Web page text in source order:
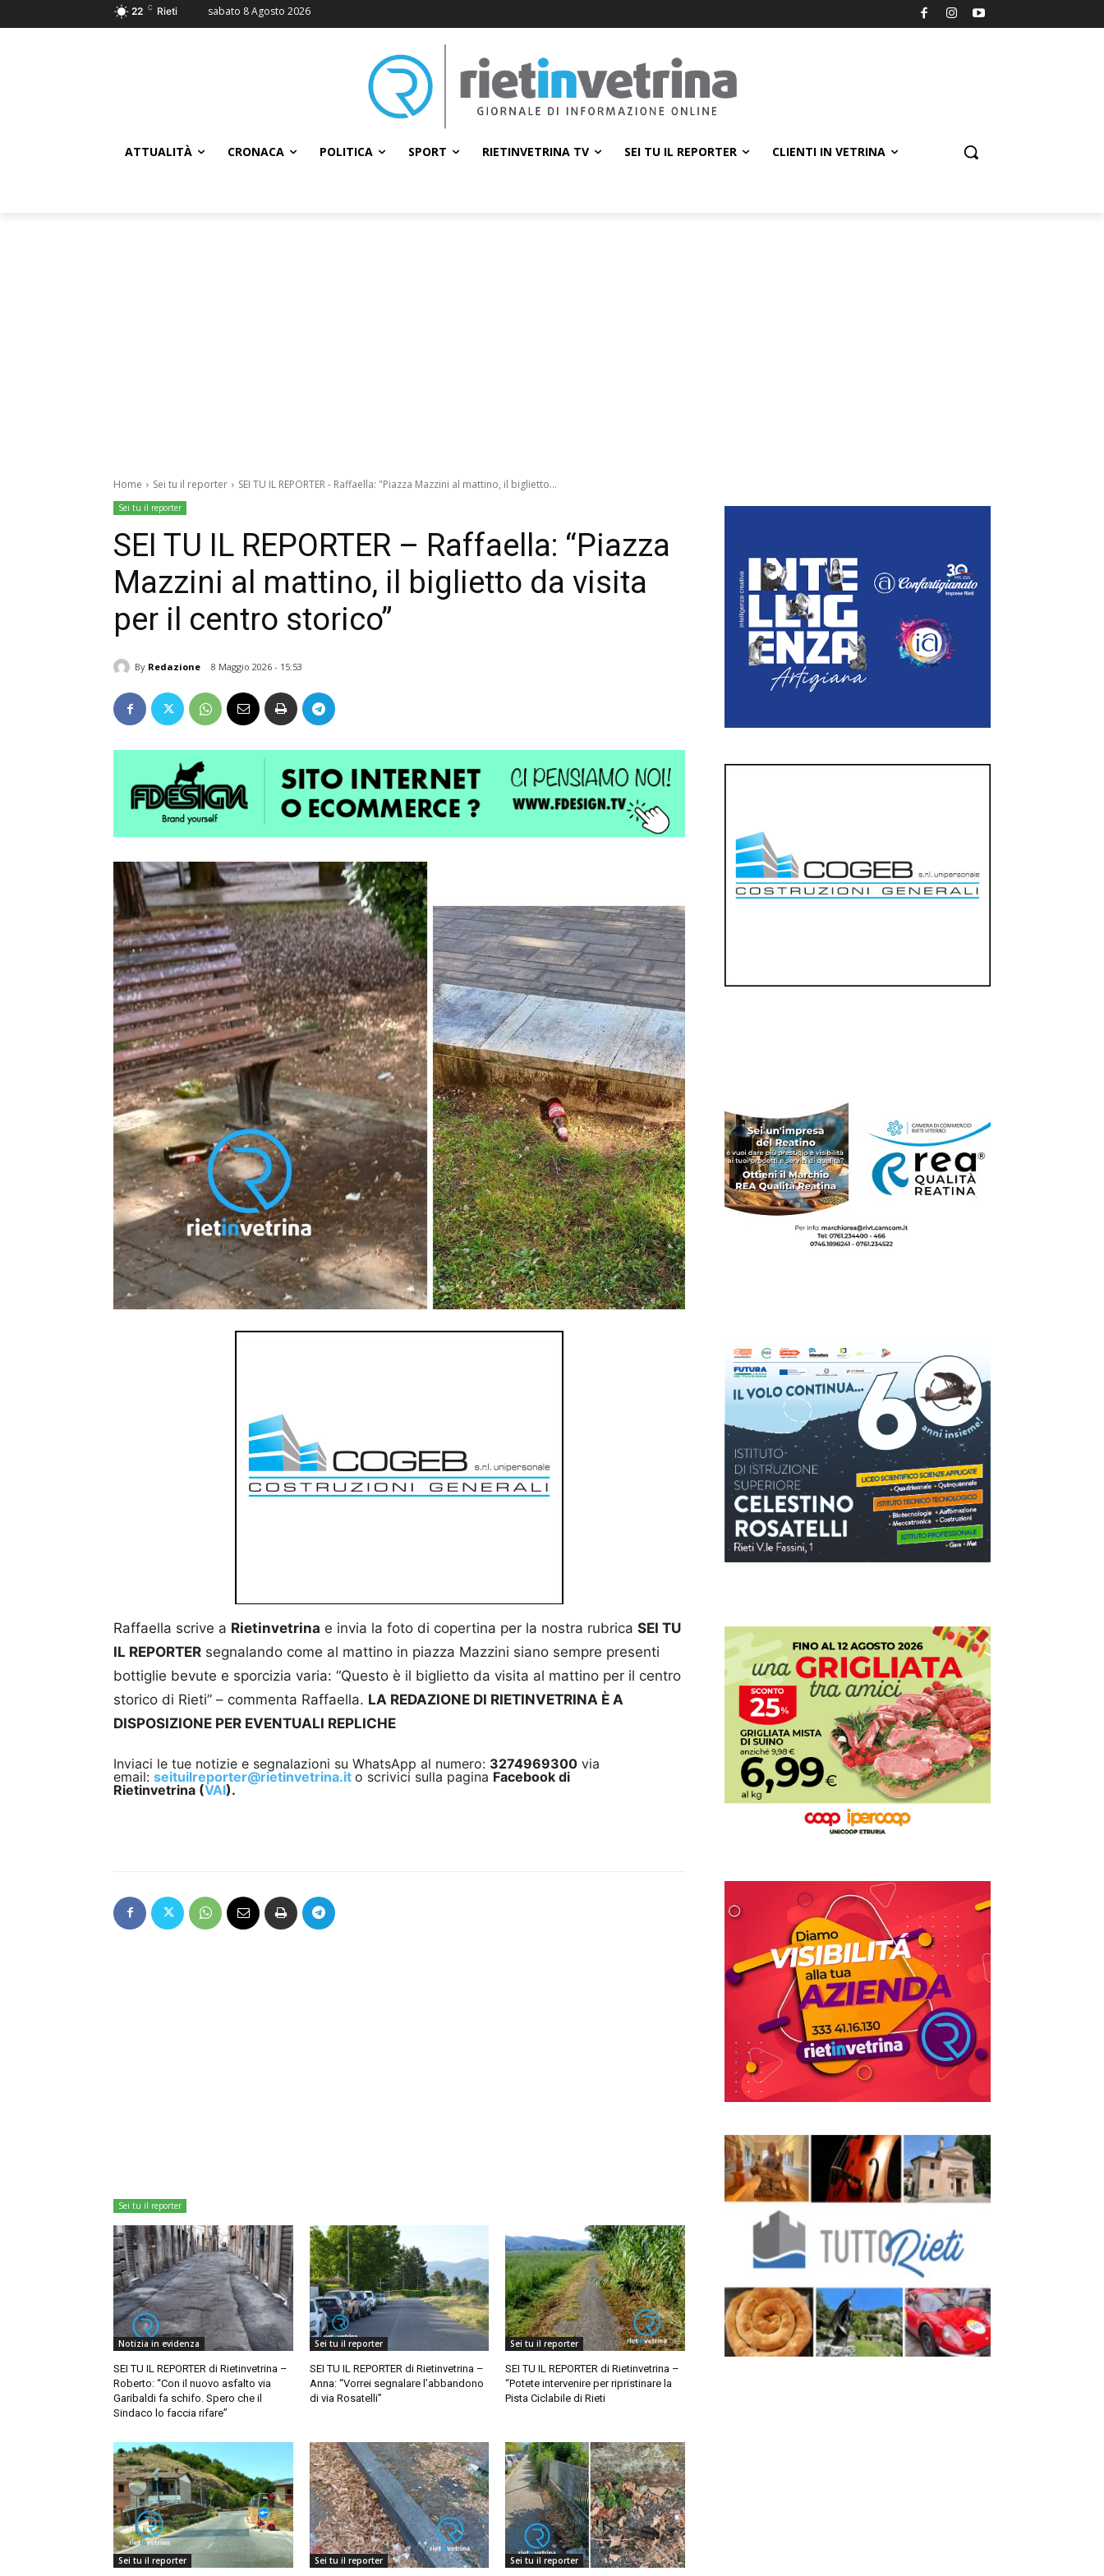
22 C Rieti sabato 8 Agosto 2026
ATTUALITÀ CRONACA POLITICA SPORT RIETINVETRINA TV SEI TU IL REPORTER CLIENTI IN VETRINA
Home Sei tu il reporter SEI TU IL REPORTER - Raffaella: "Piazza Mazzini al mattino, il biglietto...
Sei tu il reporter
SEI TU IL REPORTER – Raffaella: “Piazza
Mazzini al mattino, il biglietto da visita
per il centro storico”
By Redazione 8 Maggio 2026 - 15:53
Raffaella scrive a Rietinvetrina e invia la foto di copertina per la nostra rubrica SEI TU
IL REPORTER segnalando come al mattino in piazza Mazzini siano sempre presenti
bottiglie bevute e sporcizia varia: “Questo è il biglietto da visita al mattino per il centro
storico di Rieti” – commenta Raffaella. LA REDAZIONE DI RIETINVETRINA È A
DISPOSIZIONE PER EVENTUALI REPLICHE
Inviaci le tue notizie e segnalazioni su WhatsApp al numero: 3274969300 via
email: seituilreporter@rietinvetrina.it o scrivici sulla pagina Facebook di
Rietinvetrina (VAI).
Sei tu il reporter
Notizia in evidenza
SEI TU IL REPORTER di Rietinvetrina –
Roberto: “Con il nuovo asfalto via
Garibaldi fa schifo. Spero che il
Sindaco lo faccia rifare”
Sei tu il reporter
SEI TU IL REPORTER di Rietinvetrina –
Anna: “Vorrei segnalare l’abbandono
di via Rosatelli”
Sei tu il reporter
SEI TU IL REPORTER di Rietinvetrina –
“Potete intervenire per ripristinare la
Pista Ciclabile di Rieti
Sei tu il reporter Sei tu il reporter Sei tu il reporter